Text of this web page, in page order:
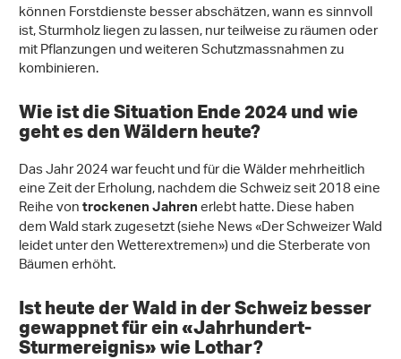
können Forstdienste besser abschätzen, wann es sinnvoll
ist, Sturmholz liegen zu lassen, nur teilweise zu räumen oder
mit Pflanzungen und weiteren Schutzmassnahmen zu
kombinieren.
Wie ist die Situation Ende 2024 und wie
geht es den Wäldern heute?
Das Jahr 2024 war feucht und für die Wälder mehrheitlich
eine Zeit der Erholung, nachdem die Schweiz seit 2018 eine
Reihe vontrockenen Jahrenerlebt hatte. Diese haben
dem Wald stark zugesetzt (siehe News «Der Schweizer Wald
leidet unter den Wetterextremen») und die Sterberate von
Bäumen erhöht.
Ist heute der Wald in der Schweiz besser
gewappnet für ein «Jahrhundert-
Sturmereignis» wie Lothar?